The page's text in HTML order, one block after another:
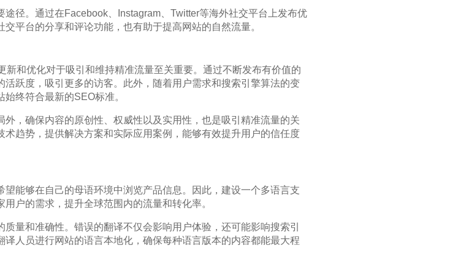
径。通过在Facebook、Instagram、Twitter等海外社交平台上发布优
平台的分享和评论功能，也有助于提高网站的自然流量。
新和优化对于吸引和维持精准流量至关重要。通过不断发布有价值的
跃度，吸引更多的访客。此外，随着用户需求和搜索引擎算法的变
终符合最新的SEO标准。
，确保内容的原创性、权威性以及实用性，也是吸引精准流量的关
趋势，提供解决方案和实际应用案例，能够有效提升用户的信任度
能够在自己的母语环境中浏览产品信息。因此，建设一个多语言支
户的需求，提升全球范围内的流量和转化率。
量和准确性。错误的翻译不仅会影响用户体验，还可能影响搜索引
人员进行网站的语言本地化，确保每种语言版本的内容都能最大程